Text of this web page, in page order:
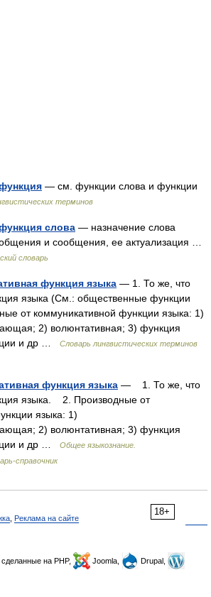
— см. функции слова и функции
терминов
слова — назначение слова
и сообщения, ее актуализация …
словарь
функция языка — 1. То же, что
языка (См.: общественные функции
от коммуникативной функции языка: 1)
2) волюнтативная; 3) функция
и др …
Словарь лингвистических терминов
функция языка — 1. То же, что
языка. 2. Производные от
языка: 1)
2) волюнтативная; 3) функция
и др …
Общее языкознание.
справочник
18+
Реклама на сайте
, сделанные на PHP, Joomla,
Drupal,